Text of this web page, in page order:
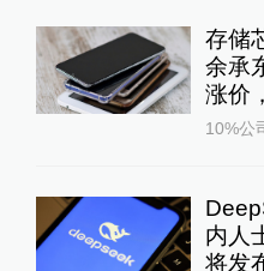
存储
余承
涨价
10%公
内人
将发